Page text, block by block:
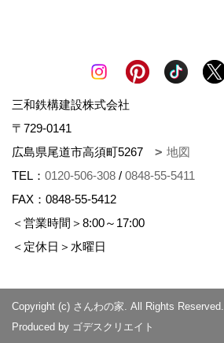
三和鉄構建設株式会社
〒729-0141
広島県尾道市高須町5267
地図
TEL： 0120-506-308 / 0848-55-5411
FAX：0848-55-5412
＜営業時間＞8:00～17:00
＜定休日＞水曜日
Copyright (c) さんわの家. All Rights Reserved.
Produced by ゴデスクリエイト